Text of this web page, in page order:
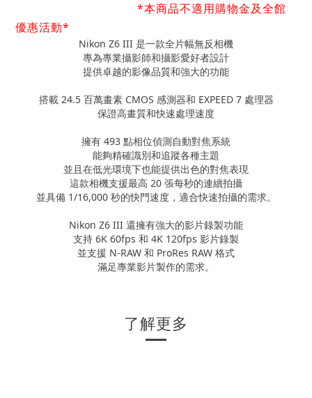
*本商品不適用購物金及全館
優惠活動*
Nikon Z6 III 是一款全片幅無反相機
專為專業攝影師和攝影愛好者設計
提供卓越的影像品質和強大的功能
搭載 24.5 百萬畫素 CMOS 感測器和 EXPEED 7 處理器
保證高畫質和快速處理速度
擁有 493 點相位偵測自動對焦系統
能夠精確識別和追蹤各種主題
並且在低光環境下也能提供出色的對焦表現
這款相機支援最高 20 張每秒的連續拍攝
並具備 1/16,000 秒的快門速度，適合快速拍攝的需求。
Nikon Z6 III 還擁有強大的影片錄製功能
支持 6K 60fps 和 4K 120fps 影片錄製
並支援 N-RAW 和 ProRes RAW 格式
滿足專業影片製作的需求。
了解更多